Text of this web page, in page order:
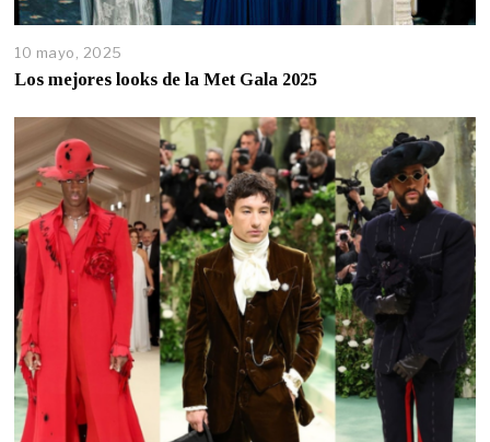
10 mayo, 2025
Los mejores looks de la Met Gala 2025